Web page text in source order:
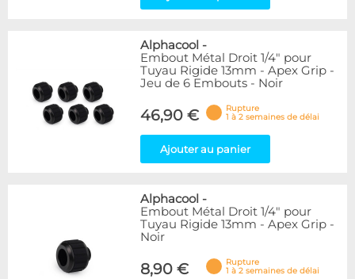
Alphacool -
Embout Métal Droit 1/4" pour
Tuyau Rigide 13mm - Apex Grip -
Jeu de 6 Embouts - Noir
46,90 €
Rupture
1 à 2 semaines de délai
Ajouter au panier
Alphacool -
Embout Métal Droit 1/4" pour
Tuyau Rigide 13mm - Apex Grip -
Noir
8,90 €
Rupture
1 à 2 semaines de délai